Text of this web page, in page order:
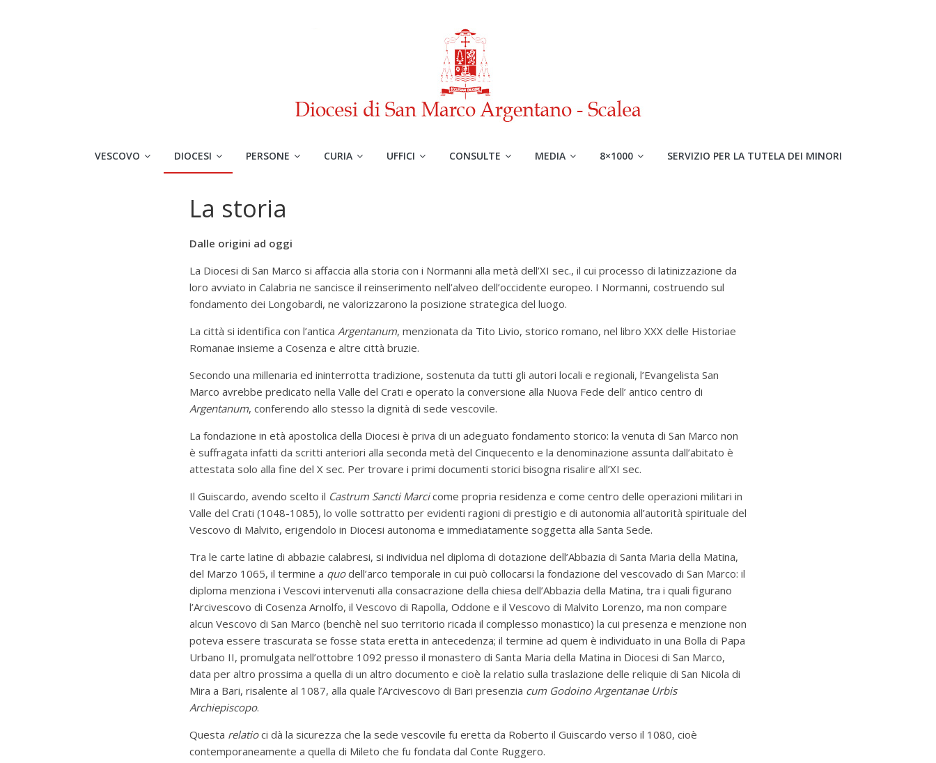
VESCOVO DIOCESI PERSONE CURIA UFFICI CONSULTE MEDIA 8×1000 SERVIZIO PER LA TUTELA DEI MINORI
La storia
Dalle origini ad oggi
La Diocesi di San Marco si affaccia alla storia con i Normanni alla metà dell’XI sec., il cui processo di latinizzazione da
loro avviato in Calabria ne sancisce il reinserimento nell’alveo dell’occidente europeo. I Normanni, costruendo sul
fondamento dei Longobardi, ne valorizzarono la posizione strategica del luogo.
La città si identifica con l’antica Argentanum, menzionata da Tito Livio, storico romano, nel libro XXX delle Historiae
Romanae insieme a Cosenza e altre città bruzie.
Secondo una millenaria ed ininterrotta tradizione, sostenuta da tutti gli autori locali e regionali, l’Evangelista San
Marco avrebbe predicato nella Valle del Crati e operato la conversione alla Nuova Fede dell’ antico centro di
Argentanum, conferendo allo stesso la dignità di sede vescovile.
La fondazione in età apostolica della Diocesi è priva di un adeguato fondamento storico: la venuta di San Marco non
è suffragata infatti da scritti anteriori alla seconda metà del Cinquecento e la denominazione assunta dall’abitato è
attestata solo alla fine del X sec. Per trovare i primi documenti storici bisogna risalire all’XI sec.
Il Guiscardo, avendo scelto il Castrum Sancti Marcicome propria residenza e come centro delle operazioni militari in
Valle del Crati (1048-1085), lo volle sottratto per evidenti ragioni di prestigio e di autonomia all’autorità spirituale del
Vescovo di Malvito, erigendolo in Diocesi autonoma e immediatamente soggetta alla Santa Sede.
Tra le carte latine di abbazie calabresi, si individua nel diploma di dotazione dell’Abbazia di Santa Maria della Matina,
del Marzo 1065, il termine a quodell’arco temporale in cui può collocarsi la fondazione del vescovado di San Marco: il
diploma menziona i Vescovi intervenuti alla consacrazione della chiesa dell’Abbazia della Matina, tra i quali figurano
l’Arcivescovo di Cosenza Arnolfo, il Vescovo di Rapolla, Oddone e il Vescovo di Malvito Lorenzo, ma non compare
alcun Vescovo di San Marco (benchè nel suo territorio ricada il complesso monastico) la cui presenza e menzione non
poteva essere trascurata se fosse stata eretta in antecedenza; il termine ad quem è individuato in una Bolla di Papa
Urbano II, promulgata nell’ottobre 1092 presso il monastero di Santa Maria della Matina in Diocesi di San Marco,
data per altro prossima a quella di un altro documento e cioè la relatio sulla traslazione delle reliquie di San Nicola di
Mira a Bari, risalente al 1087, alla quale l’Arcivescovo di Bari presenzia cum Godoino Argentanae Urbis
Archiepiscopo.
Questa relatioci dà la sicurezza che la sede vescovile fu eretta da Roberto il Guiscardo verso il 1080, cioè
contemporaneamente a quella di Mileto che fu fondata dal Conte Ruggero.